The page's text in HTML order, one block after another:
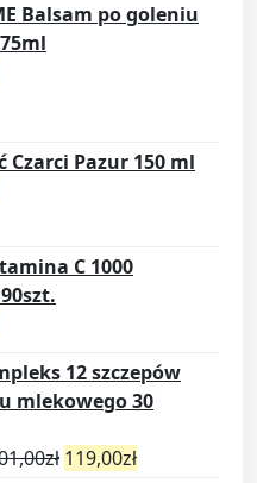
Balsam po goleniu
Czarci Pazur 150 ml
C 1000
12 szczepów
mlekowego 30
zł 119,00zł